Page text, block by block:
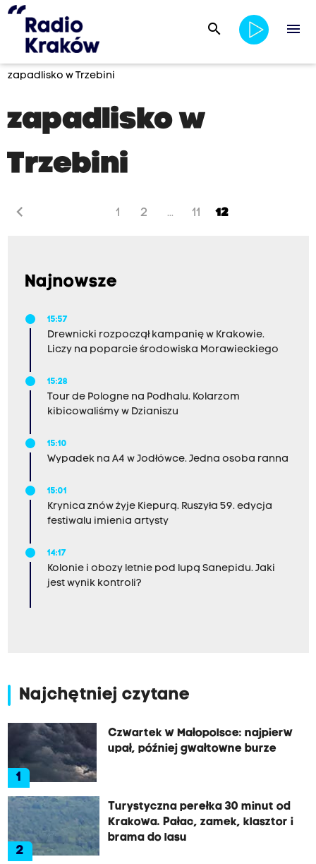
search menu
zapadlisko w Trzebini
zapadlisko w
Trzebini
chevron_left 1 2 ... 11 12
Najnowsze
15:57
Drewnicki rozpoczął kampanię w Krakowie.
Liczy na poparcie środowiska Morawieckiego
15:28
Tour de Pologne na Podhalu. Kolarzom
kibicowaliśmy w Dzianiszu
15:10
Wypadek na A4 w Jodłówce. Jedna osoba ranna
15:01
Krynica znów żyje Kiepurą. Ruszyła 59. edycja
festiwalu imienia artysty
14:17
Kolonie i obozy letnie pod lupą Sanepidu. Jaki
jest wynik kontroli?
Najchętniej czytane
1
Czwartek w Małopolsce: najpierw
upał, później gwałtowne burze
2
Turystyczna perełka 30 minut od
Krakowa. Pałac, zamek, klasztor i
brama do lasu